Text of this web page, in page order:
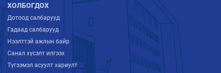
ХОЛБОГДОХ
Дотоод салбарууд
Гадаад салбарууд
Нээлттэй ажлын байр
Санал хүсэлт илгээх
Түгээмэл асуулт хариулт